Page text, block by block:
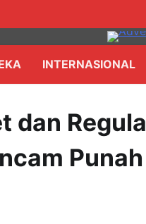
INTERNASIONAL
dan
Punah